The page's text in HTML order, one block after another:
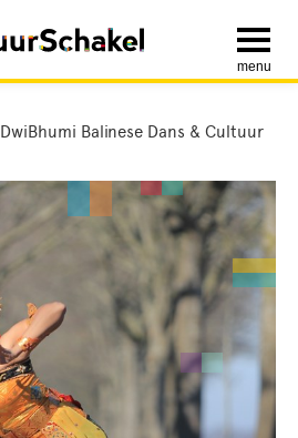
menu
DwiBhumi Balinese Dans & Cultuur